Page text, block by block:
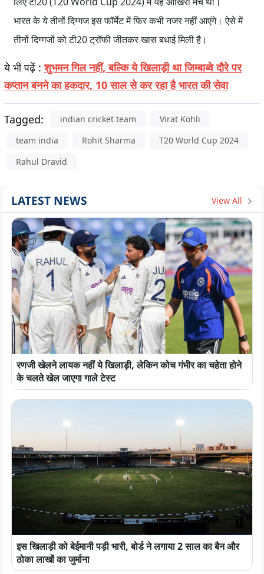
भारत के ये तीनों दिग्गज इस फॉर्मेट में फिर कभी नजर नहीं आएंगे। ऐसे में
तीनों दिग्गजों को टी20 ट्रॉफी जीतकर खास बधाई मिली है।
ये भी पढ़ें :शुभमन गिल नहीं, बल्कि ये खिलाड़ी था जिम्बाब्वे दौरे पर
कप्तान बनने का हकदार, 10 साल से कर रहा है भारत की सेवा
Tagged: indian cricket team
Virat Kohli
team india
Rohit Sharma
T20 World Cup 2024
Rahul Dravid
LATEST NEWS View All
रणजी खेलने लायक नहीं ये खिलाड़ी, लेकिन कोच गंभीर का चहेता होने
के चलते खेल जाएगा गाले टेस्ट
इस खिलाड़ी को बेईमानी पड़ी भारी, बोर्ड ने लगाया 2 साल का बैन और
ठोका लाखों का जुर्माना